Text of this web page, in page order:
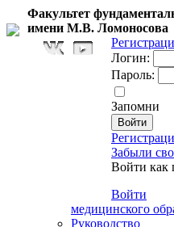
Факультет
имени М.В. Ломоносова
Логин:
Пароль:
Запомни
Забыли
Войти как
Войти
медицинского
Руководство